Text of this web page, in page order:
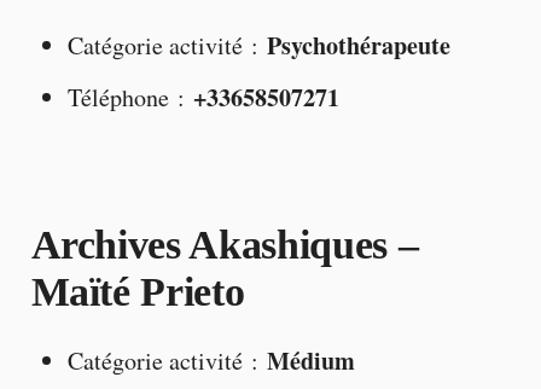
Catégorie activité : Psychothérapeute
Téléphone : +33658507271
Archives Akashiques –
Maïté Prieto
Catégorie activité : Médium